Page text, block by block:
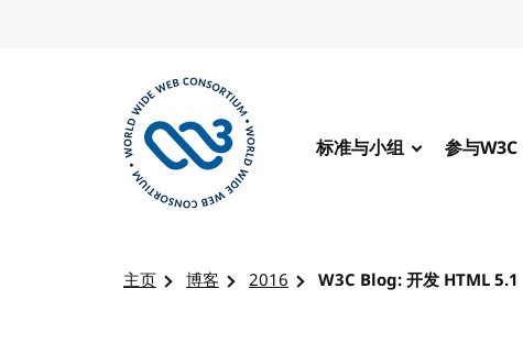
标准与小组 参与W3C
主页 博客 2016 W3C Blog: 开发 HTML 5.1